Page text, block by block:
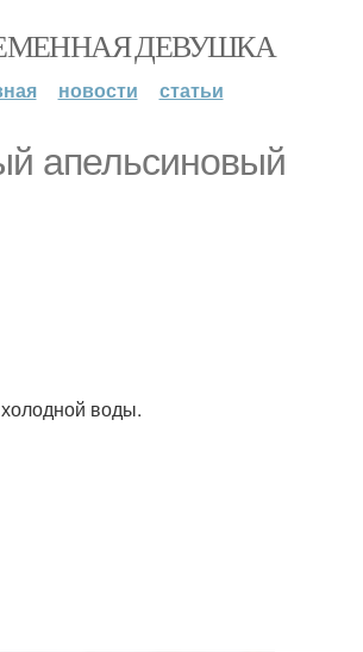
ДЕВУШКА
новости статьи
апельсиновый
воды.